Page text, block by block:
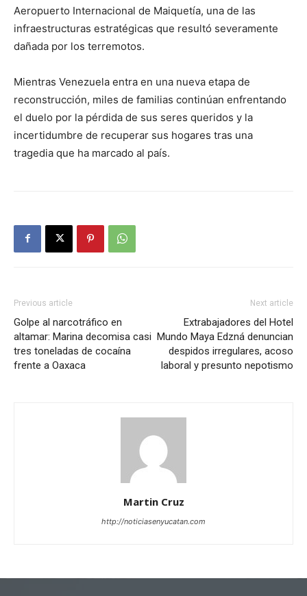
Aeropuerto Internacional de Maiquetía, una de las
infraestructuras estratégicas que resultó severamente
dañada por los terremotos.
Mientras Venezuela entra en una nueva etapa de
reconstrucción, miles de familias continúan enfrentando
el duelo por la pérdida de sus seres queridos y la
incertidumbre de recuperar sus hogares tras una
tragedia que ha marcado al país.
Previous article
Golpe al narcotráfico en
altamar: Marina decomisa casi
tres toneladas de cocaína
frente a Oaxaca
Next article
Extrabajadores del Hotel
Mundo Maya Edzná denuncian
despidos irregulares, acoso
laboral y presunto nepotismo
Martin Cruz
http://noticiasenyucatan.com